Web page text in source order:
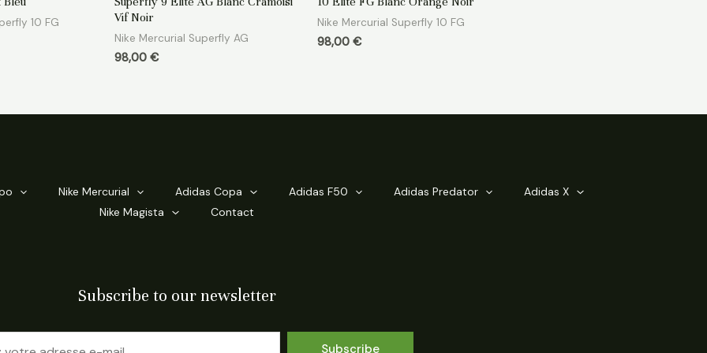
10 FG
sur
5Vif Noir
Nike Mercurial Superfly AG
98,00 €
sur
Nike Mercurial Superfly 10 FG
98,00 €
Nike Mercurial Adidas Copa Adidas F50 Adidas Predator
Adidas X
Nike Magista
Contact
Subscribe to our newsletter
Subscribe